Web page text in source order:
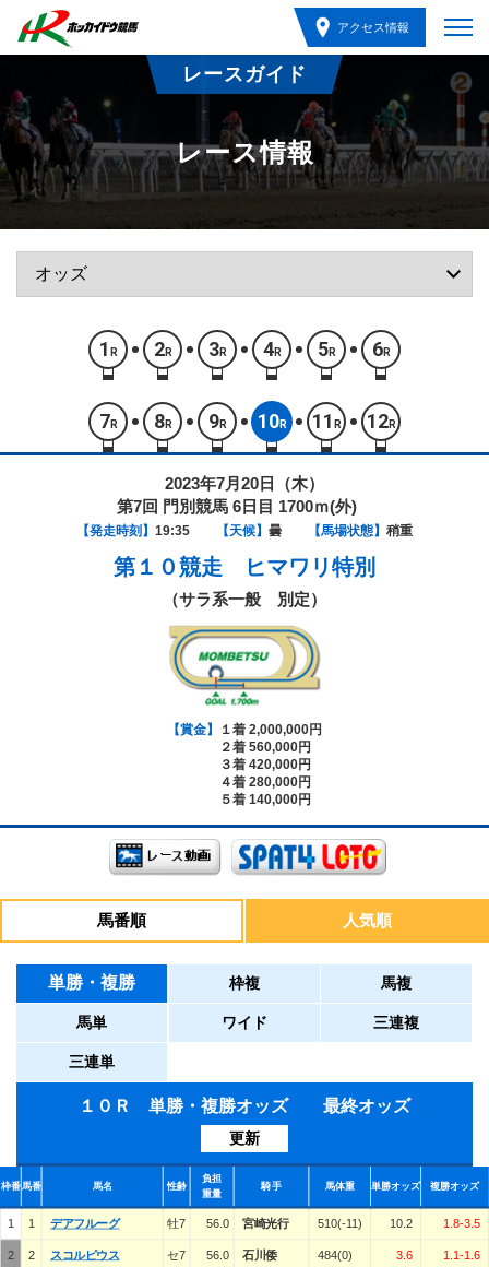
アクセス情報
レースガイド
レース情報
1 R 2R 3R 4R 5R 6R
7 R 8R 9R 10R 11 R 12R
2023年7月20日（木）
第7回 門別競馬 6日目 1700ｍ(外)
【発走時刻】 19:35 【天候】 曇 【馬場状態】 稍重
第１０競走 ヒマワリ特別
（サラ系一般 別定）
【賞金】
１着 2,000,000円
２着 560,000円
３着 420,000円
４着 280,000円
５着 140,000円
馬番順 人気順
単勝・複勝 枠複 馬複
馬単 ワイド 三連複
三連単
１０Ｒ 単勝・複勝オッズ 最終オッズ
更新
枠番馬番 馬名 性齢
負担
重量
騎手 馬体重 単勝オッズ 複勝オッズ
1 1 デアフルーグ 牡7 56.0 宮崎光行 510(-11) 10.2 1.8-3.5
2 2 スコルピウス セ7 56.0 石川倭 484(0) 3.6 1.1-1.6